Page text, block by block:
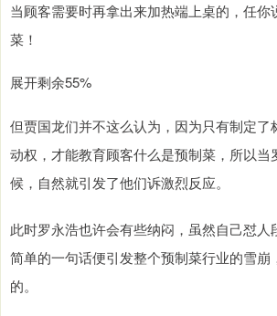
当顾客需要时再拿出来加热端上桌的，任你
菜！
展开剩余55%
但贾国龙们并不这么认为，因为只有制定了
动权，才能教育顾客什么是预制菜，所以当
候，自然就引发了他们诉激烈反应。
此时罗永浩也许会有些纳闷，虽然自己怼人
简单的一句话便引发整个预制菜行业的雪崩
的。